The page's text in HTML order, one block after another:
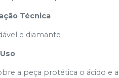
Técnica
e diamante
a peça protética o ácido e